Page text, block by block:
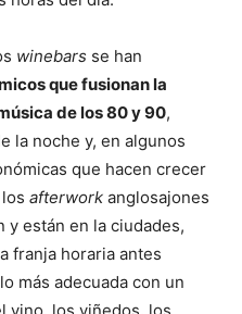
winebars se han
que fusionan la
de los 80 y 90,
la noche y, en algunos
que hacen crecer
afterwork anglosajones
y están en la ciudades,
franja horaria antes
más adecuada con un